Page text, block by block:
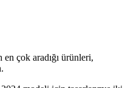
çok aradığı ürünleri,